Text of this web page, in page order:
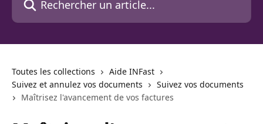
Toutes les collections
Aide INFast
Suivez et annulez vos documents
Suivez vos documents
Maîtrisez l'avancement de vos factures